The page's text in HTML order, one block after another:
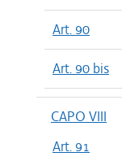
Art. 90
Art. 90 bis
CAPO VIII
Art. 91